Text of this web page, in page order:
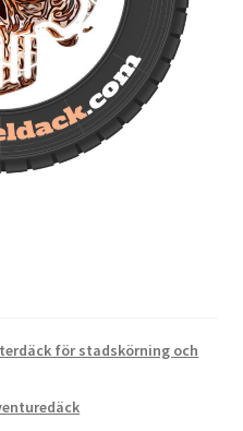
för stadskörning och